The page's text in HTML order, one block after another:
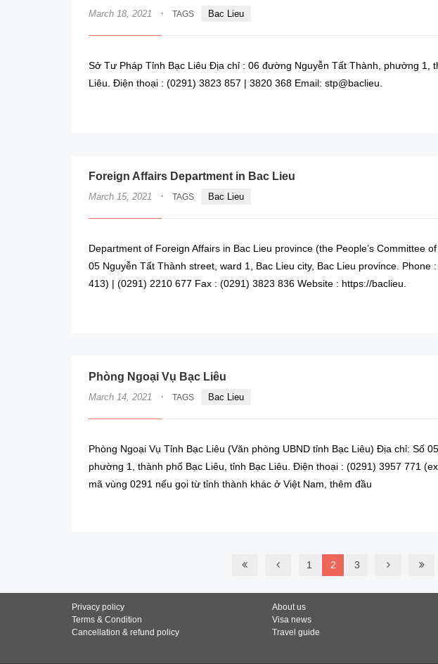
March 18, 2021 · TAGS Bac Lieu
Sở Tư Pháp Tỉnh Bạc Liêu Địa chỉ : 06 đường Nguyễn Tất Thành, phường 1,
Liêu. Điện thoại : (0291) 3823 857 | 3820 368 Email: stp@baclieu.
Foreign Affairs Department in Bac Lieu
March 15, 2021 · TAGS Bac Lieu
Department of Foreign Affairs in Bac Lieu province (the People’s Committee
05 Nguyễn Tất Thành street, ward 1, Bac Lieu city, Bac Lieu province. Phone
413) | (0291) 2210 677 Fax : (0291) 3823 836 Website : https://baclieu.
Phòng Ngoại Vụ Bạc Liêu
March 14, 2021 · TAGS Bac Lieu
Phòng Ngoại Vụ Tỉnh Bạc Liêu (Văn phòng UBND tỉnh Bạc Liêu) Địa chỉ: Số
phường 1, thành phố Bạc Liêu, tỉnh Bạc Liêu. Điện thoại : (0291) 3957 771
mã vùng 0291 nếu gọi từ tỉnh thành khác ở Việt Nam, thêm đầu
1 2 3
Privacy policy
Terms & Condition
Cancellation & refund policy
About us
Visa news
Travel guide